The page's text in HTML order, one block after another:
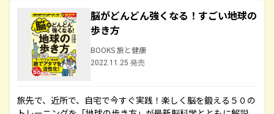
脳がどんどん強くなる！すごい地球の
歩き方
BOOKS 旅と健康
2022.11.25 発売
旅先で、近所で、自宅で今すぐ実践！楽しく脳を鍛える５０の